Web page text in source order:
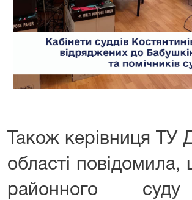
Також керівниця ТУ
області
районного суду